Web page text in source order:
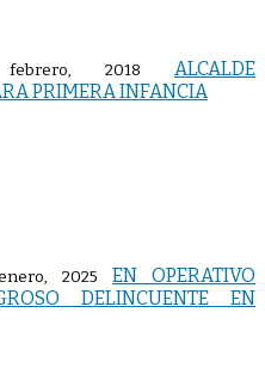
2018
ALCALDE
PRIMERA INFANCIA
2025
EN OPERATIVO
DELINCUENTE EN